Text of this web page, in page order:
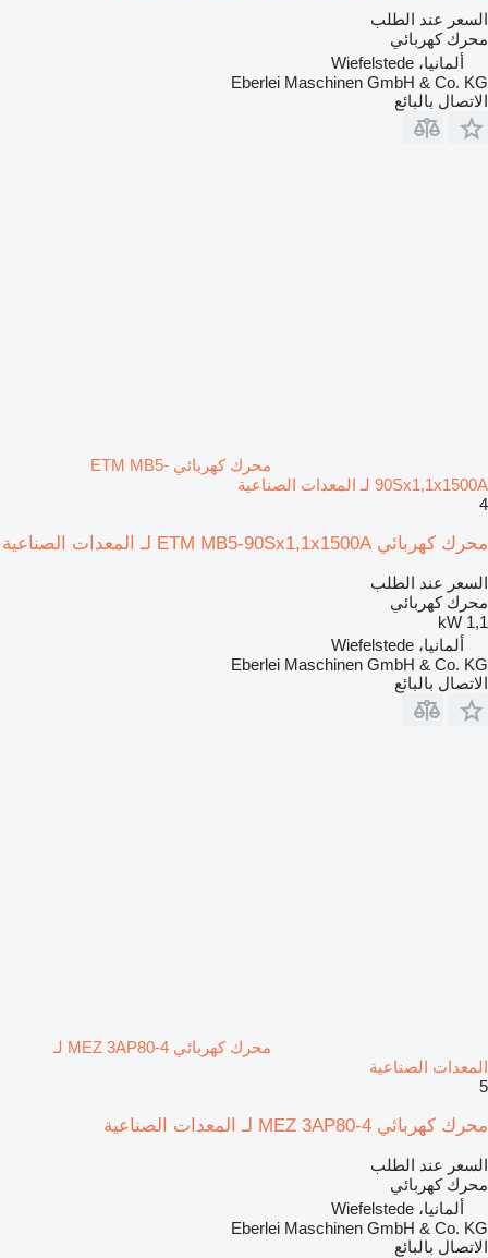
السعر عند الطلب
محرك كهربائي
ألمانيا، Wiefelstede
Eberlei Maschinen GmbH & Co. KG
الاتصال بالبائع
محرك كهربائي ETM MB5-
90Sx1,1x1500A لـ المعدات الصناعية
4
محرك كهربائي ETM MB5-90Sx1,1x1500A لـ المعدات الصناعية
السعر عند الطلب
محرك كهربائي
1,1 kW
ألمانيا، Wiefelstede
Eberlei Maschinen GmbH & Co. KG
الاتصال بالبائع
محرك كهربائي MEZ 3AP80-4 لـ
المعدات الصناعية
5
محرك كهربائي MEZ 3AP80-4 لـ المعدات الصناعية
السعر عند الطلب
محرك كهربائي
ألمانيا، Wiefelstede
Eberlei Maschinen GmbH & Co. KG
الاتصال بالبائع